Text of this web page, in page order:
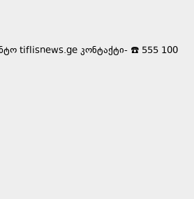
tiflisnews.ge კონტაქტი- ☎️ 555 100